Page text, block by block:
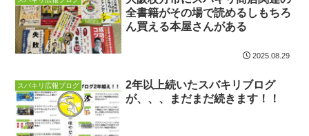
全書籍がその場で読めるしもちろ
ん買える本屋さんがある
2025.08.29
スバキリ広報ブログ
2年以上続いたスバキリブログ
が、、、まだまだ続きます！！